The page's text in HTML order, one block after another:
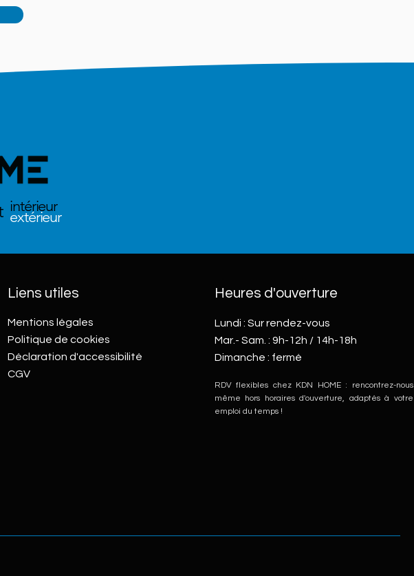
intérieur
extérieur
Liens utiles
Mentions légales
Politique de cookies
Déclaration d'accessibilité
CGV
Heures d'ouverture
Lundi : Sur rendez-vous
Mar.- Sam. : 9h-12h / 14h-18h
Dimanche : fermé
RDV flexibles chez KDN HOME : rencontrez-nous
même hors horaires d'ouverture, adaptés à votre
emploi du temps !